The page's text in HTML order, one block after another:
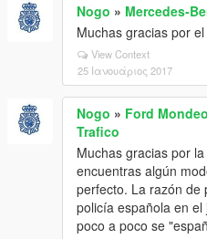
Nogo » Mercedes-
Muchas gracias por
View Context
25 Ιανουάριος 2017
Nogo » Ford
Trafico
Muchas gracias por
encuentras algún
perfecto. La razón de
policía española en
poco a poco se